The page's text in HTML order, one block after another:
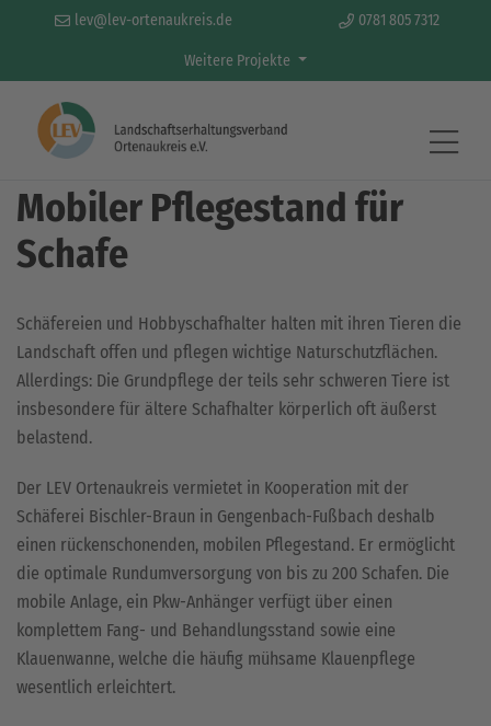
lev@lev-ortenaukreis.de 0781 805 7312
Weitere Projekte
Aktivitäten & Projekte
Mobiler Pflegestand für
Schafe
Schäfereien und Hobbyschafhalter halten mit ihren Tieren die
Landschaft offen und pflegen wichtige Naturschutzflächen.
Allerdings: Die Grundpflege der teils sehr schweren Tiere ist
insbesondere für ältere Schafhalter körperlich oft äußerst
belastend.
Der LEV Ortenaukreis vermietet in Kooperation mit der
Schäferei Bischler-Braun in Gengenbach-Fußbach deshalb
einen rückenschonenden, mobilen Pflegestand. Er ermöglicht
die optimale Rundumversorgung von bis zu 200 Schafen. Die
mobile Anlage, ein Pkw-Anhänger verfügt über einen
komplettem Fang- und Behandlungsstand sowie eine
Klauenwanne, welche die häufig mühsame Klauenpflege
wesentlich erleichtert.